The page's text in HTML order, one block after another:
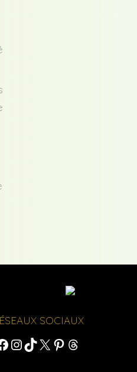
SOCIAUX
InstagramTikTok X Pinterest Threads